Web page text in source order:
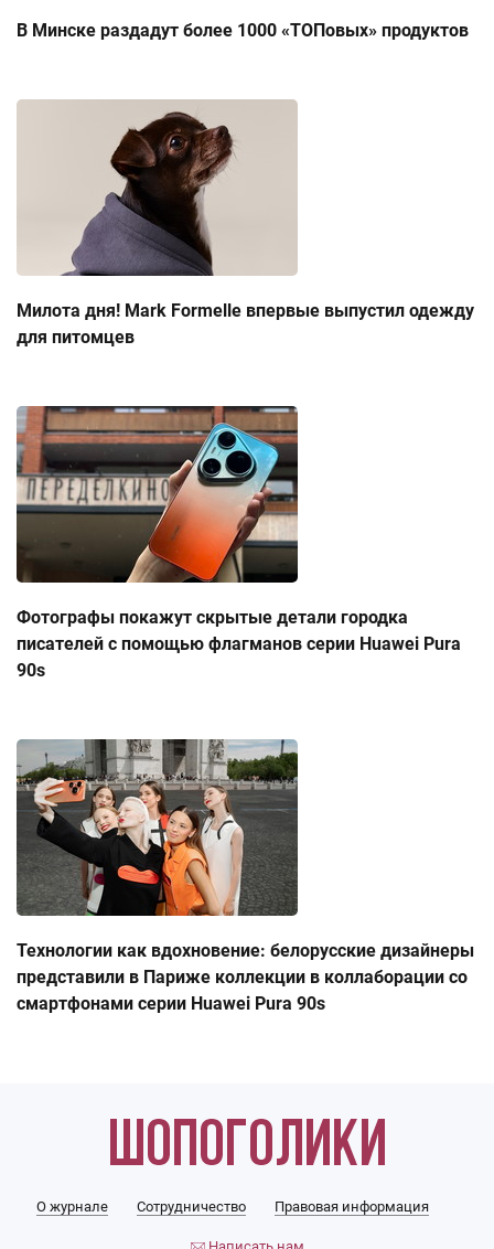
В Минске раздадут более 1000 «ТОПовых» продуктов
Милота дня! Mark Formelle впервые выпустил одежду
для питомцев
Фотографы покажут скрытые детали городка
писателей с помощью флагманов серии Huawei Pura
90s
Технологии как вдохновение: белорусские дизайнеры
представили в Париже коллекции в коллаборации со
смартфонами серии Huawei Pura 90s
О журнале Сотрудничество Правовая информация